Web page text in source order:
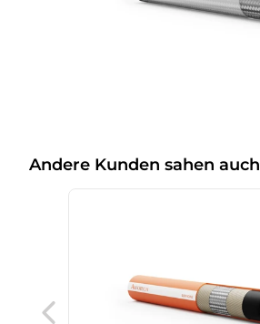
Andere Kunden sahen auch